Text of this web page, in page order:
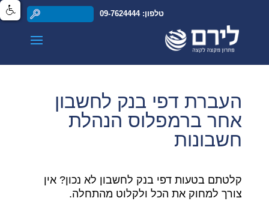
טלפון: 09-7624444
העברת דפי בנק לחשבון
אחר ברמפלוס הנהלת
חשבונות
קלטתם בטעות דפי בנק לחשבון לא נכון? אין
צורך למחוק את הכל ולקלוט מהתחלה.